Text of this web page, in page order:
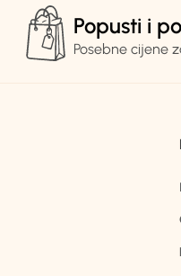
Popusti i
Posebne cijene